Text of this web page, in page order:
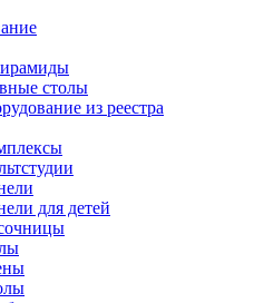
столы
из реестра
для детей